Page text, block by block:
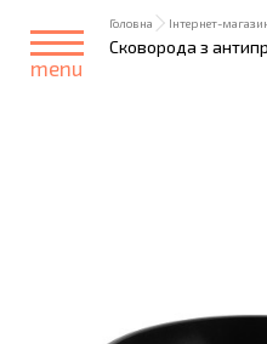
menu
Головна Інтернет-
Сковорода з